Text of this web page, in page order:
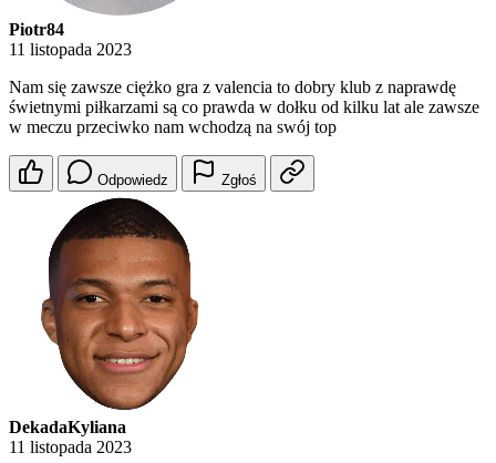
Piotr84
11 listopada 2023
Nam się zawsze ciężko gra z valencia to dobry klub z naprawdę
świetnymi piłkarzami są co prawda w dołku od kilku lat ale zawsze
w meczu przeciwko nam wchodzą na swój top
Odpowiedz Zgłoś
DekadaKyliana
11 listopada 2023